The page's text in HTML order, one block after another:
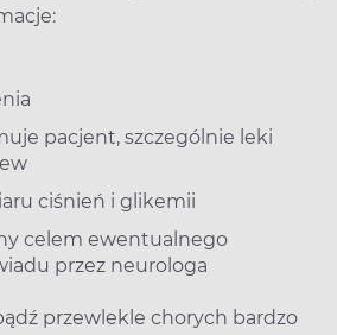
pacjent, szczególnie leki
ciśnień i glikemii
celem ewentualnego
przez neurologa
przewlekle chorych bardzo